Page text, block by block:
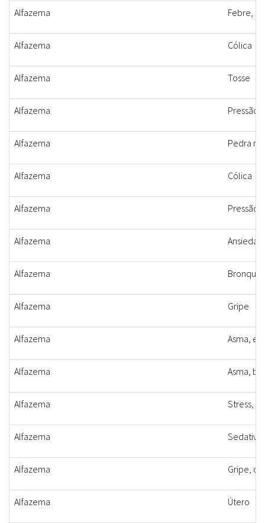
Alfazema Febre,
Alfazema Cólica
Alfazema Tosse
Alfazema Pressão
Alfazema Pedra
Alfazema Cólica
Alfazema Pressão,
Alfazema
Alfazema
Alfazema Gripe
Alfazema Asma,
Alfazema Asma,
Alfazema Stress,
Alfazema Sedativo
Alfazema Gripe,
Alfazema Útero